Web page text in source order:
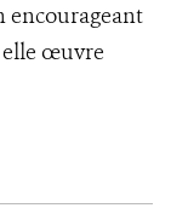
encourageant
elle œuvre